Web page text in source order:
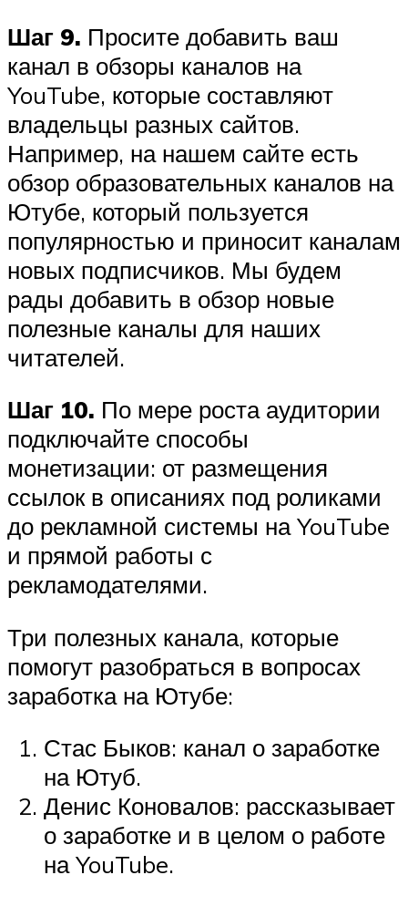
Шаг 9. Просите добавить ваш
канал в обзоры каналов на
YouTube, которые составляют
владельцы разных сайтов.
Например, на нашем сайте есть
обзор образовательных каналов на
Ютубе, который пользуется
популярностью и приносит каналам
новых подписчиков. Мы будем
рады добавить в обзор новые
полезные каналы для наших
читателей.
Шаг 10. По мере роста аудитории
подключайте способы
монетизации: от размещения
ссылок в описаниях под роликами
до рекламной системы на YouTube
и прямой работы с
рекламодателями.
Три полезных канала, которые
помогут разобраться в вопросах
заработка на Ютубе:
Стас Быков: канал о заработке
на Ютуб.
Денис Коновалов: рассказывает
о заработке и в целом о работе
на YouTube.